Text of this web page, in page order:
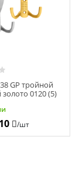
GP тройной
0120 (5)
/шт